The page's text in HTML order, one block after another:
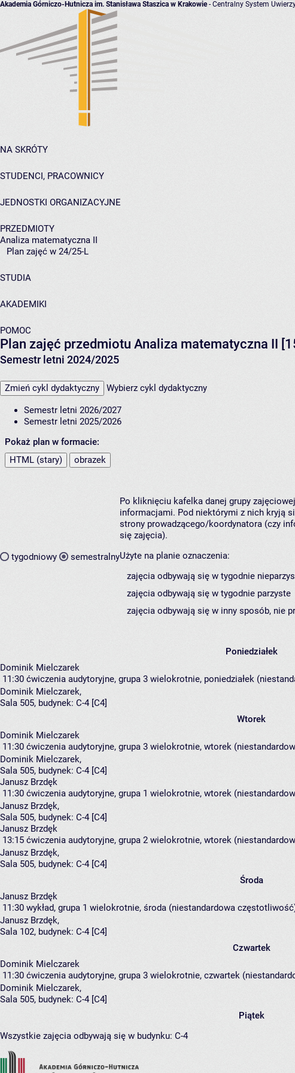
Akademia Górniczo-Hutnicza im. Stanisława Staszica w Krakowie- Centralny System
NA SKRÓTY
STUDENCI, PRACOWNICY
JEDNOSTKI ORGANIZACYJNE
PRZEDMIOTY
Analiza matematyczna II
Plan zajęć w 24/25-L
STUDIA
AKADEMIKI
POMOC
Plan zajęć przedmiotu Analiza matematyczna II
Semestr letni 2024/2025
Zmień cykl dydaktyczny Wybierz cykl dydaktyczny
Semestr letni 2026/2027
Semestr letni 2025/2026
Pokaż plan w formacie:
HTML (stary)
obrazek
tygodniowy semestralny
Po kliknięciu kafelka danej grupy
informacjami. Pod niektórymi z nich kryją
strony prowadzącego/koordynatora (czy
się zajęcia).
Użyte na planie oznaczenia:
zajęcia odbywają się w tygodnie
zajęcia odbywają się w tygodnie parzyste
zajęcia odbywają się w inny sposób, nie
Poniedziałek
Dominik Mielczarek
11:30 ćwiczenia audytoryjne, grupa 3 wielokrotnie, poniedziałek
Dominik Mielczarek,
Sala 505, budynek: C-4 [C4]
Wtorek
Dominik Mielczarek
11:30 ćwiczenia audytoryjne, grupa 3 wielokrotnie, wtorek
Dominik Mielczarek,
Sala 505, budynek: C-4 [C4]
Janusz Brzdęk
11:30 ćwiczenia audytoryjne, grupa 1 wielokrotnie, wtorek
Janusz Brzdęk,
Sala 505, budynek: C-4 [C4]
Janusz Brzdęk
13:15 ćwiczenia audytoryjne, grupa 2 wielokrotnie, wtorek
Janusz Brzdęk,
Sala 505, budynek: C-4 [C4]
Środa
Janusz Brzdęk
11:30 wykład, grupa 1 wielokrotnie, środa (niestandardowa
Janusz Brzdęk,
Sala 102, budynek: C-4 [C4]
Czwartek
Dominik Mielczarek
11:30 ćwiczenia audytoryjne, grupa 3 wielokrotnie, czwartek
Dominik Mielczarek,
Sala 505, budynek: C-4 [C4]
Piątek
Wszystkie zajęcia odbywają się w budynku: C-4